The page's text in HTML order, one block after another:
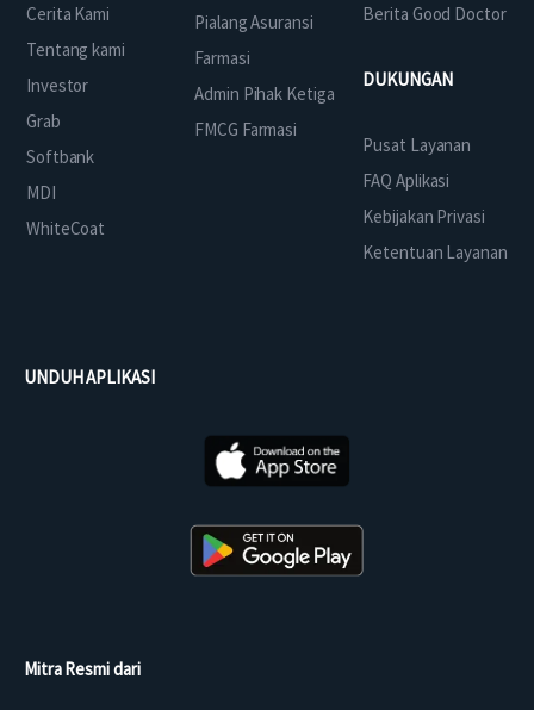
Cerita Kami
Tentang kami
Investor
Grab
Softbank
MDI
WhiteCoat
Pialang Asuransi
Farmasi
Admin Pihak Ketiga
FMCG Farmasi
Berita Good Doctor
DUKUNGAN
Pusat Layanan
FAQ Aplikasi
Kebijakan Privasi
Ketentuan Layanan
UNDUH APLIKASI
Mitra Resmi dari